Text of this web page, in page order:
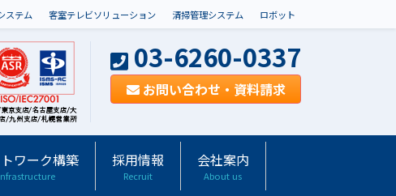
ステム 客室テレビソリューション 清掃管理システム ロボット
03-6260-0337
お問い合わせ・資料請求
ワーク構築 採用情報
Recruit
会社案内
About us